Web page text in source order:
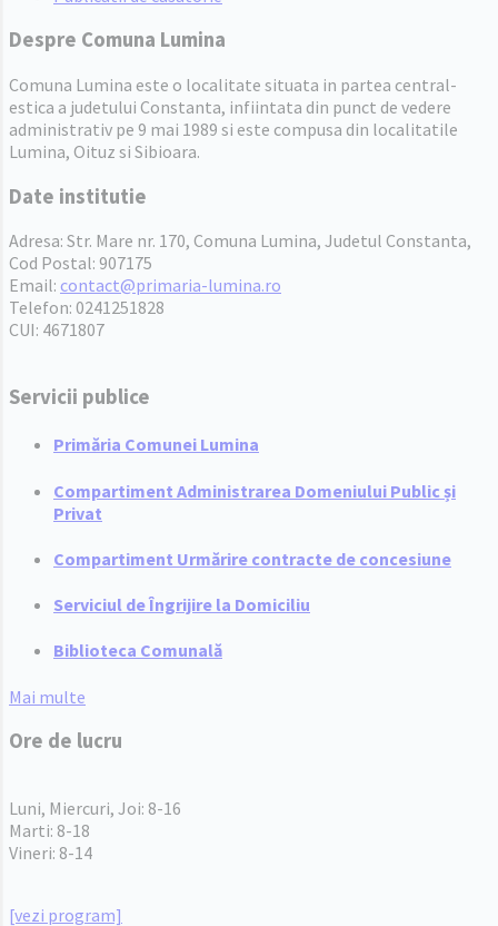
Despre Comuna Lumina
Comuna Lumina este o localitate situata in partea central-
estica a judetului Constanta, infiintata din punct de vedere
administrativ pe 9 mai 1989 si este compusa din localitatile
Lumina, Oituz si Sibioara.
Date institutie
Adresa: Str. Mare nr. 170, Comuna Lumina, Judetul Constanta,
Cod Postal: 907175
Email: contact@primaria-lumina.ro
Telefon: 0241251828
CUI: 4671807
Servicii publice
Primăria Comunei Lumina
Compartiment Administrarea Domeniului Public și
Privat
Compartiment Urmărire contracte de concesiune
Serviciul de Îngrijire la Domiciliu
Biblioteca Comunală
Mai multe
Ore de lucru
Luni, Miercuri, Joi: 8-16
Marti: 8-18
Vineri: 8-14
[vezi program]